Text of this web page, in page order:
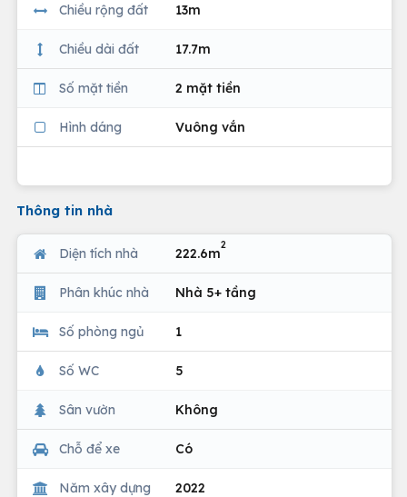
Chiều rộng đất 13m
Chiều dài đất 17.7m
Số mặt tiền 2 mặt tiền
Hình dáng Vuông vắn
Thông tin nhà
Diện tích nhà 222.6m
2
Phân khúc nhà Nhà 5+ tầng
Số phòng ngủ 1
Số WC 5
Sân vườn Không
Chỗ để xe Có
Năm xây dựng 2022